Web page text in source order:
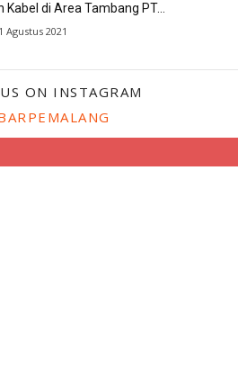
Kabel di Area Tambang PT...
Agustus 2021
ON INSTAGRAM